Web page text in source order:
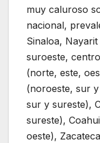
muy caluroso
nacional,
Sinaloa,
suroeste,
(norte, este,
(noroeste, sur
sur y sureste),
sureste),
oeste),